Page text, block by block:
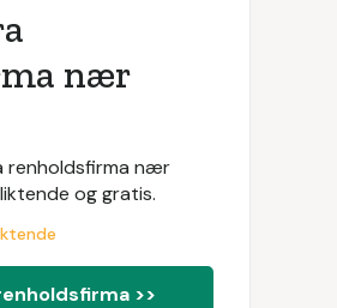
nær
renholdsfirma nær
og gratis.
>>